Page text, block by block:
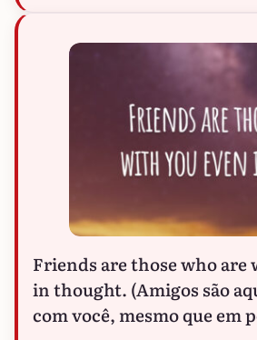
Friends are those who are
in thought. (Amigos são
com você, mesmo que em